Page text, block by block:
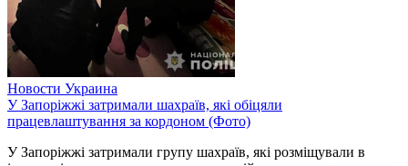
Новости Украина
У Запоріжжі затримали шахраїв, які обіцяли
працевлаштування за кордоном (Фото)
У Запоріжжі затримали групу шахраїв, які розміщували в